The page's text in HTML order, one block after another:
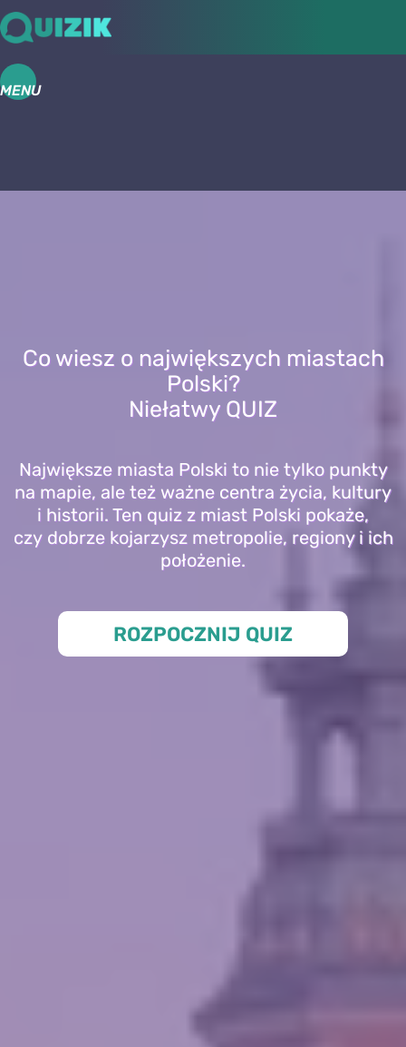
MENU
Co wiesz o największych miastach
Polski?
Niełatwy QUIZ
Największe miasta Polski to nie tylko punkty
na mapie, ale też ważne centra życia, kultury
i historii. Ten quiz z miast Polski pokaże,
czy dobrze kojarzysz metropolie, regiony i ich
położenie.
ROZPOCZNIJ QUIZ